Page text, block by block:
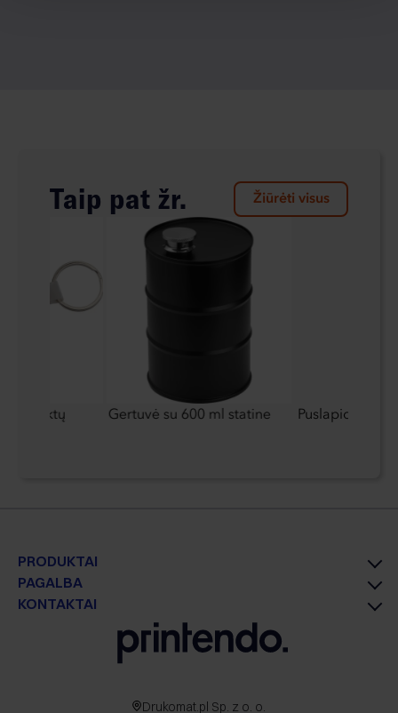
Taip pat žr. Žiūrėti visus
raktų Gertuvė su 600 ml statine Puslapio
PRODUKTAI
PAGALBA
KONTAKTAI
Drukomat.pl Sp. z o. o.